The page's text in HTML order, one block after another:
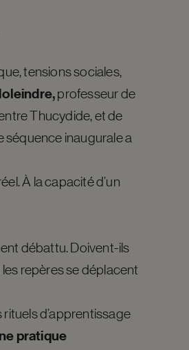
tensions sociales,
professeur de
Thucydide, et de
séquence inaugurale a
À la capacité d’un
débattu. Doivent-ils
les repères se déplacent
d’apprentissage
pratique